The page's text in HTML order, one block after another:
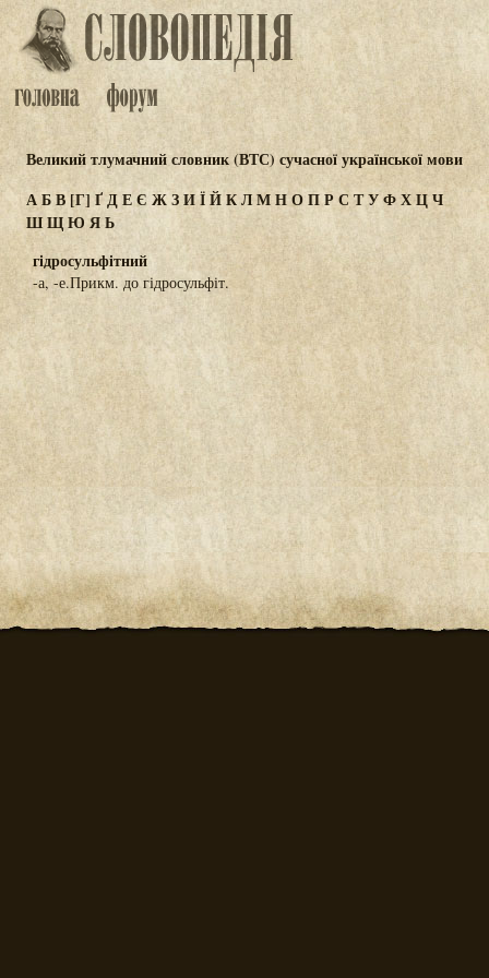
Великий тлумачний словник (ВТС) сучасної української мови
АБВ[Г] ҐДЕЄ ЖЗИЇЙКЛМНОПР СТУФХЦЧ
ШЩЮЯЬ
гідросульфітний
-а, -е.Прикм. до гідросульфіт.